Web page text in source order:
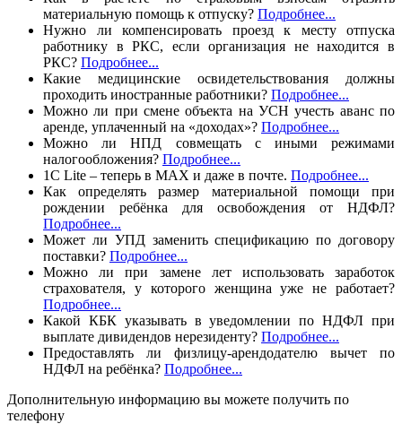
материальную помощь к отпуску? Подробнее...
Нужно ли компенсировать проезд к месту отпуска
работнику в РКС, если организация не находится в
РКС? Подробнее...
Какие медицинские освидетельствования должны
проходить иностранные работники? Подробнее...
Можно ли при смене объекта на УСН учесть аванс по
аренде, уплаченный на «доходах»? Подробнее...
Можно ли НПД совмещать с иными режимами
налогообложения? Подробнее...
1C Lite – теперь в МАХ и даже в почте. Подробнее...
Как определять размер материальной помощи при
рождении ребёнка для освобождения от НДФЛ?
Подробнее...
Может ли УПД заменить спецификацию по договору
поставки? Подробнее...
Можно ли при замене лет использовать заработок
страхователя, у которого женщина уже не работает?
Подробнее...
Какой КБК указывать в уведомлении по НДФЛ при
выплате дивидендов нерезиденту? Подробнее...
Предоставлять ли физлицу-арендодателю вычет по
НДФЛ на ребёнка? Подробнее...
Дополнительную информацию вы можете получить по
телефону